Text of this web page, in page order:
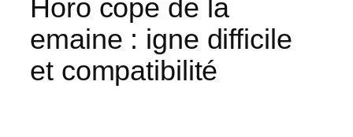
Horo cope de la
emaine : igne difficile
et compatibilité